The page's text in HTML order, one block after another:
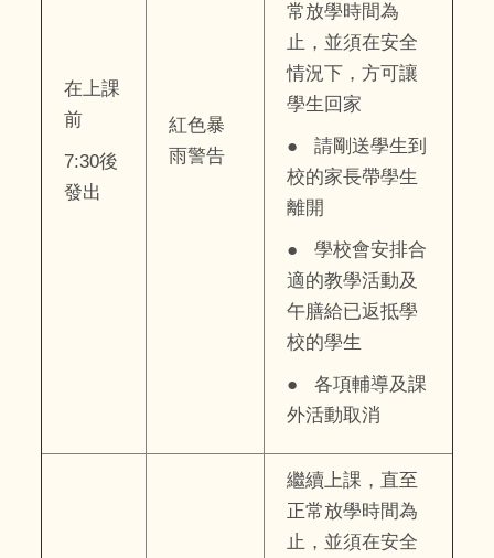
在上課
前
7:30後
發出
紅色暴
雨警告
常放學時間為
止，並須在安全
情況下，方可讓
學生回家
● 請剛送學生到
校的家長帶學生
離開
● 學校會安排合
適的教學活動及
午膳給已返抵學
校的學生
● 各項輔導及課
外活動取消
繼續上課，直至
正常放學時間為
止，並須在安全